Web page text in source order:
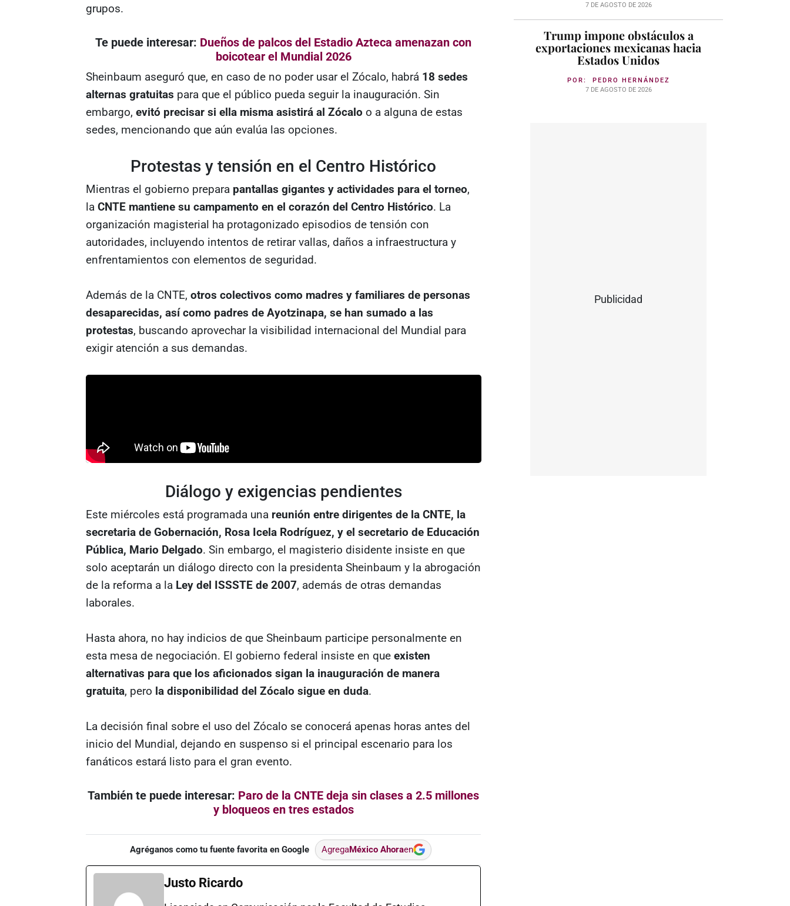
grupos.
Te puede interesar: Dueños de palcos del Estadio Azteca amenazan con
boicotear el Mundial 2026
Sheinbaum aseguró que, en caso de no poder usar el Zócalo, habrá 18 sedes
alternas gratuitas para que el público pueda seguir la inauguración. Sin
embargo, evitó precisar si ella misma asistirá al Zócalo o a alguna de estas
sedes, mencionando que aún evalúa las opciones.
Protestas y tensión en el Centro Histórico
Mientras el gobierno prepara pantallas gigantes y actividades para el torneo,
la CNTE mantiene su campamento en el corazón del Centro Histórico. La
organización magisterial ha protagonizado episodios de tensión con
autoridades, incluyendo intentos de retirar vallas, daños a infraestructura y
enfrentamientos con elementos de seguridad.
Además de la CNTE, otros colectivos como madres y familiares de personas
desaparecidas, así como padres de Ayotzinapa, se han sumado a las
protestas, buscando aprovechar la visibilidad internacional del Mundial para
exigir atención a sus demandas.
Diálogo y exigencias pendientes
Este miércoles está programada una reunión entre dirigentes de la CNTE, la
secretaria de Gobernación, Rosa Icela Rodríguez, y el secretario de Educación
Pública, Mario Delgado. Sin embargo, el magisterio disidente insiste en que
solo aceptarán un diálogo directo con la presidenta Sheinbaum y la abrogación
de la reforma a la Ley del ISSSTE de 2007, además de otras demandas
laborales.
Hasta ahora, no hay indicios de que Sheinbaum participe personalmente en
esta mesa de negociación. El gobierno federal insiste en que existen
alternativas para que los aficionados sigan la inauguración de manera
gratuita, pero la disponibilidad del Zócalo sigue en duda.
La decisión final sobre el uso del Zócalo se conocerá apenas horas antes del
inicio del Mundial, dejando en suspenso si el principal escenario para los
fanáticos estará listo para el gran evento.
También te puede interesar: Paro de la CNTE deja sin clases a 2.5 millones
y bloqueos en tres estados
Agréganos como tu fuente favorita en Google AgregaMéxico Ahoraen
Justo Ricardo
7 DE AGOSTO DE 2026
Trump impone obstáculos a
exportaciones mexicanas hacia
Estados Unidos
POR: PEDRO HERNÁNDEZ
7 DE AGOSTO DE 2026
Publicidad